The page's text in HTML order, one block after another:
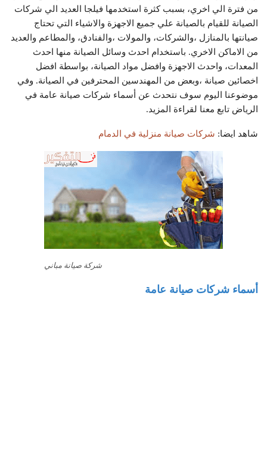
من فترة الي اخري، بسبب كثرة استخدمها فيلجا العديد الي شركات
الصيانة للقيام بالصيانة علي جميع الاجهزة والاشياء التي تحتاج
صيانتها بالمنازل ،والشركات، والمولات ،والفنادق، والمطاعم والعديد
من الاماكن الاخري. باستخدام احدث وسائل الصيانة منها احدث
المعدات، واحدث الاجهزة وافضل مواد الصيانة، بواسطة افضل
اخصائين صيانة ،وبعض من المهندسين المحترفين في الصيانة. وفي
موضوعنا اليوم سوف نتحدث عن أسماء شركات صيانة عامة في
الرياض تابع معنا لقراءة المزيد.
شاهد ايضا: شركات صيانة منزلية في الدمام
شركة صيانة مباني
أسماء شركات صيانة عامة